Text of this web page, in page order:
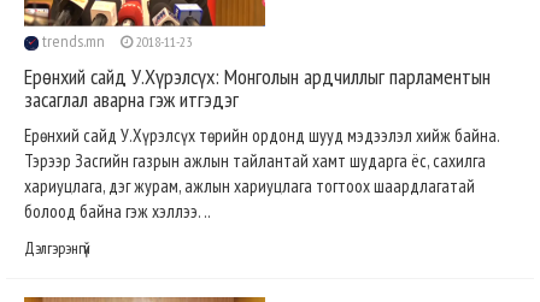
trends.mn 2018-11-23
Ерөнхий сайд У.Хүрэлсүх: Монголын ардчиллыг парламентын
засаглал аварна гэж итгэдэг
Ерөнхий сайд У.Хүрэлсүх төрийн ордонд шууд мэдээлэл хийж байна.
Тэрээр Засгийн газрын ажлын тайлантай хамт шударга ёс, сахилга
хариуцлага, дэг журам, ажлын хариуцлага тогтоох шаардлагатай
болоод байна гэж хэллээ. ..
Дэлгэрэнгүй